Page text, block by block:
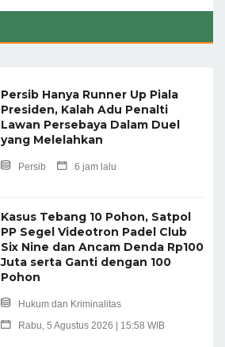
Persib Hanya Runner Up Piala
Presiden, Kalah Adu Penalti
Lawan Persebaya Dalam Duel
yang Melelahkan
Persib 6 jam lalu
Kasus Tebang 10 Pohon, Satpol
PP Segel Videotron Padel Club
Six Nine dan Ancam Denda Rp100
Juta serta Ganti dengan 100
Pohon
Hukum dan Kriminalitas
Rabu, 5 Agustus 2026 | 15:58 WIB